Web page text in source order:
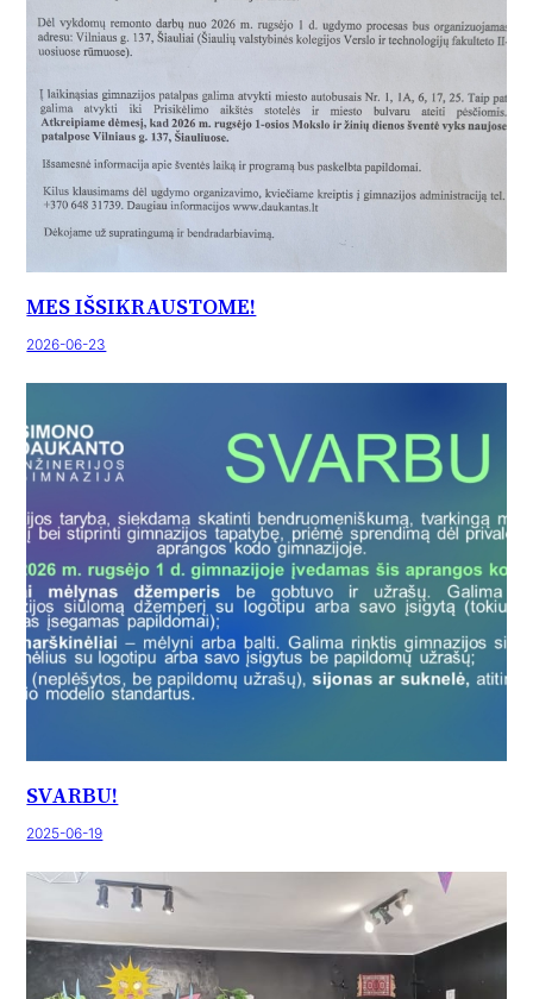
MES IŠSIKRAUSTOME!
2026-06-23
SVARBU!
2025-06-19